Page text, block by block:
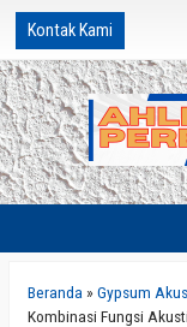
Kontak Kami
Beranda » Gypsum
Kombinasi Fungsi